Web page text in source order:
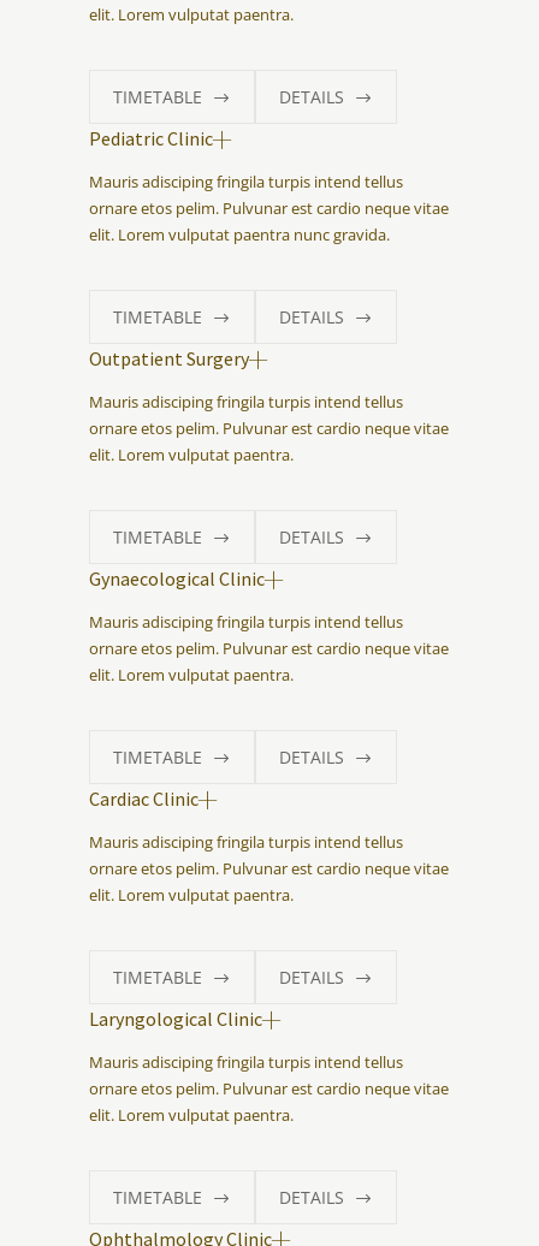
elit. Lorem vulputat paentra.
TIMETABLE DETAILS
Pediatric Clinic
Mauris adisciping fringila turpis intend tellus
ornare etos pelim. Pulvunar est cardio neque vitae
elit. Lorem vulputat paentra nunc gravida.
TIMETABLE DETAILS
Outpatient Surgery
Mauris adisciping fringila turpis intend tellus
ornare etos pelim. Pulvunar est cardio neque vitae
elit. Lorem vulputat paentra.
TIMETABLE DETAILS
Gynaecological Clinic
Mauris adisciping fringila turpis intend tellus
ornare etos pelim. Pulvunar est cardio neque vitae
elit. Lorem vulputat paentra.
TIMETABLE DETAILS
Cardiac Clinic
Mauris adisciping fringila turpis intend tellus
ornare etos pelim. Pulvunar est cardio neque vitae
elit. Lorem vulputat paentra.
TIMETABLE DETAILS
Laryngological Clinic
Mauris adisciping fringila turpis intend tellus
ornare etos pelim. Pulvunar est cardio neque vitae
elit. Lorem vulputat paentra.
TIMETABLE DETAILS
Ophthalmology Clinic